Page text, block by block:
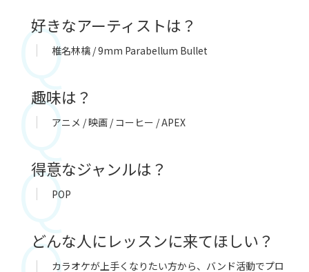
好きなアーティストは？
椎名林檎 / 9mm Parabellum Bullet
趣味は？
アニメ / 映画 / コーヒー / APEX
得意なジャンルは？
POP
どんな人にレッスンに来てほしい？
カラオケが上手くなりたい方から、バンド活動でプロ